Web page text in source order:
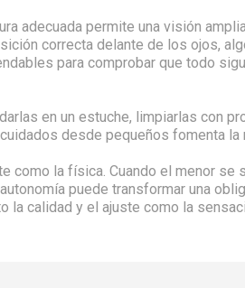
adecuada permite una visión
correcta delante de los ojos,
para comprobar que todo
en un estuche, limpiarlas con
desde pequeños fomenta
como la física. Cuando el menor
puede transformar una
calidad y el ajuste como la